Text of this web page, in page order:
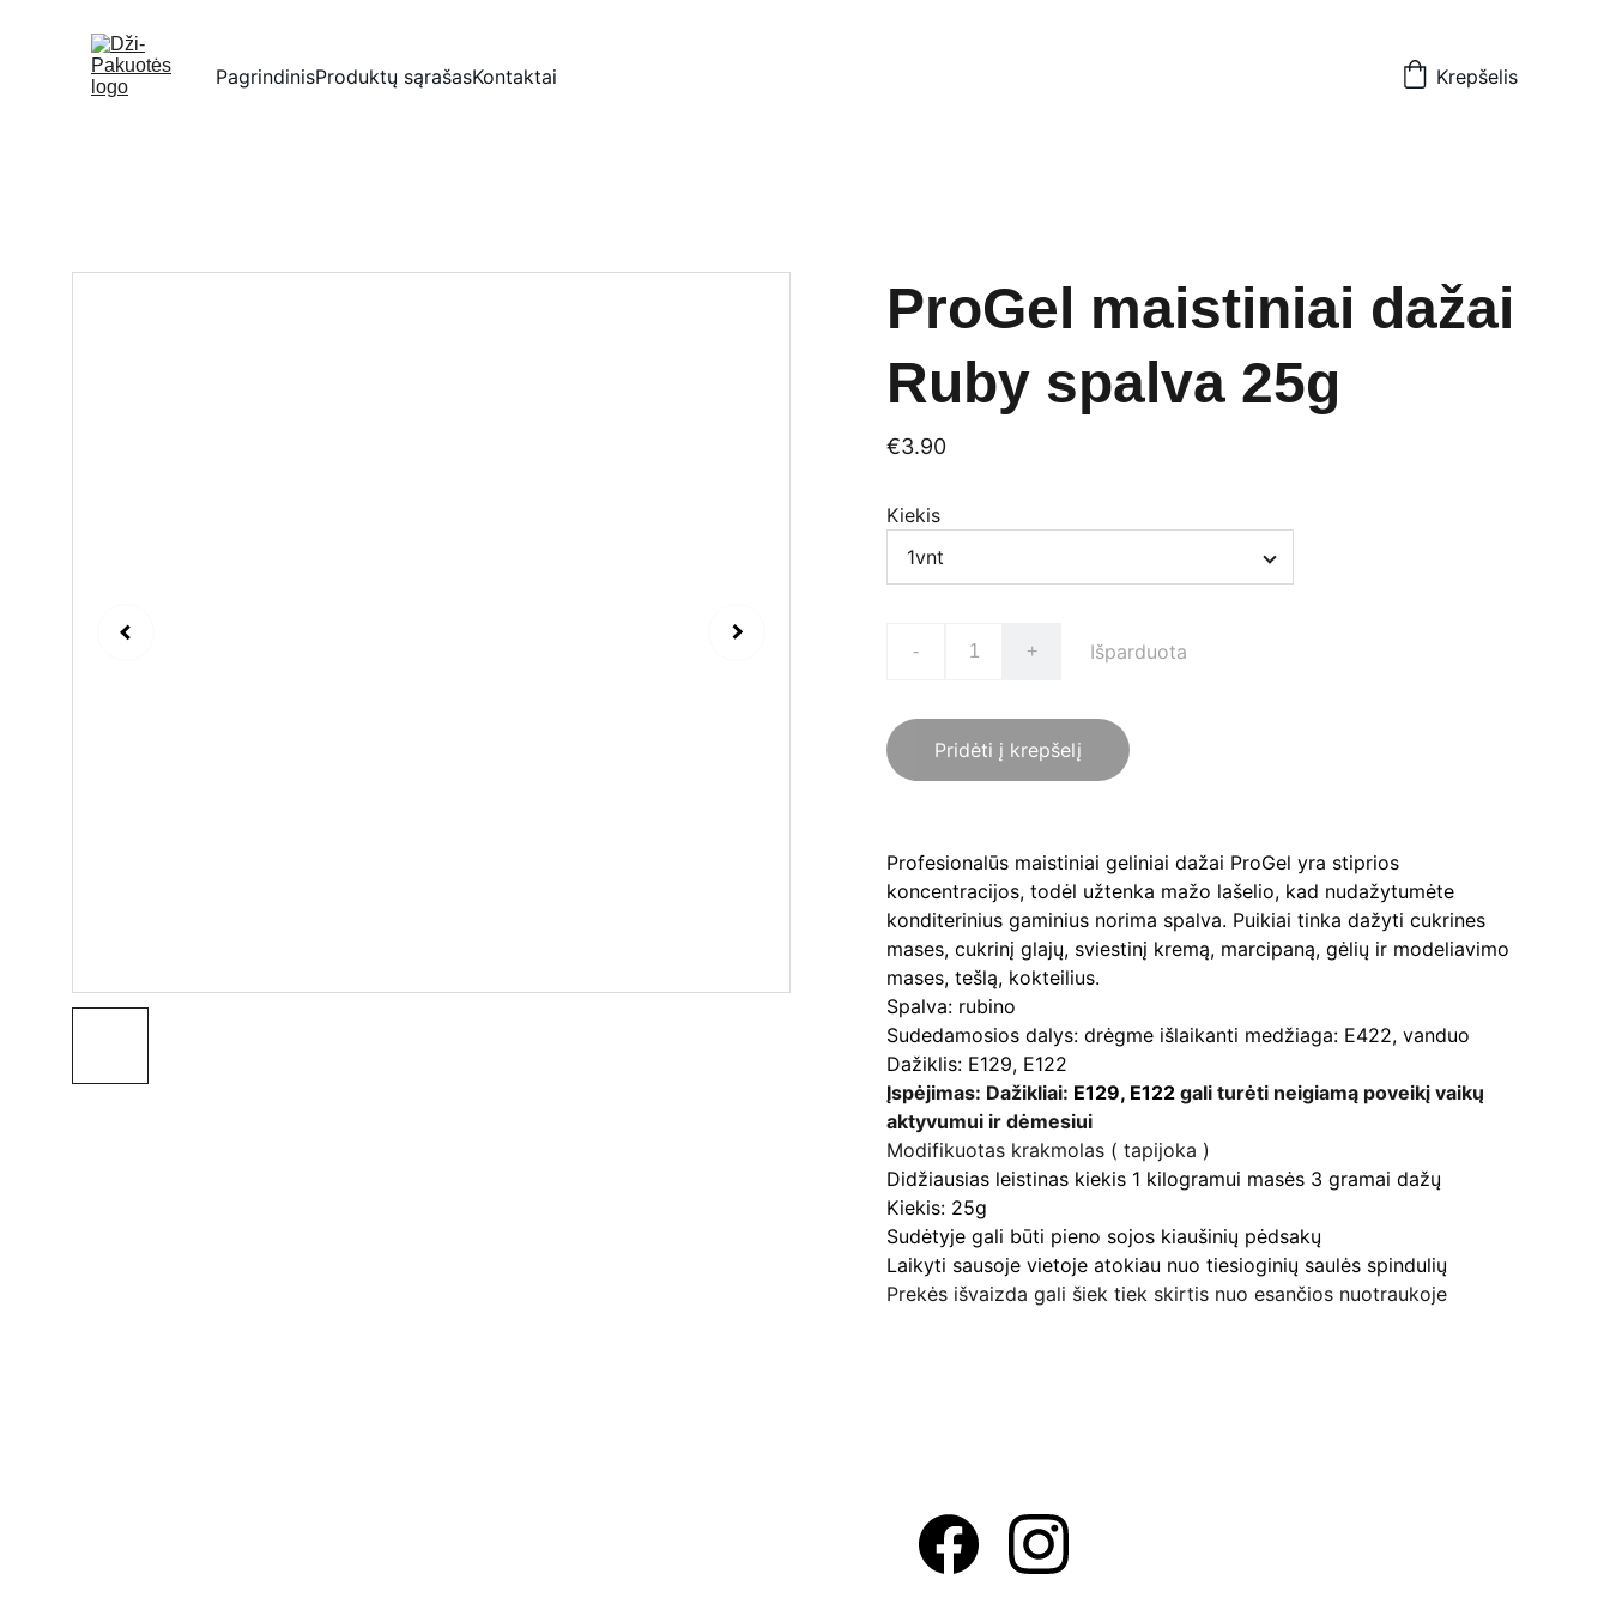
PagrindinisProduktų sąrašasKontaktai Krepšelis
ProGel maistiniai dažai
Ruby spalva 25g
€3.90
Kiekis
- + Išparduota
Pridėti į krepšelį
Profesionalūs maistiniai geliniai dažai ProGel yra stiprios
koncentracijos, todėl užtenka mažo lašelio, kad nudažytumėte
konditerinius gaminius norima spalva. Puikiai tinka dažyti cukrines
mases, cukrinį glajų, sviestinį kremą, marcipaną, gėlių ir modeliavimo
mases, tešlą, kokteilius.
Spalva: rubino
Sudedamosios dalys: drėgme išlaikanti medžiaga: E422, vanduo
Dažiklis: E129, E122
Įspėjimas: Dažikliai: E129, E122 gali turėti neigiamą poveikį vaikų
aktyvumui ir dėmesiui
Modifikuotas krakmolas ( tapijoka )
Didžiausias leistinas kiekis 1 kilogramui masės 3 gramai dažų
Kiekis: 25g
Sudėtyje gali būti pieno sojos kiaušinių pėdsakų
Laikyti sausoje vietoje atokiau nuo tiesioginių saulės spindulių
Prekės išvaizda gali šiek tiek skirtis nuo esančios nuotraukoje